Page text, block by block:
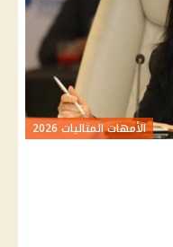
الأمهات المثاليات 2026